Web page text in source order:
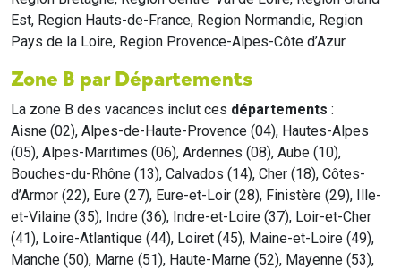
Est, Region Hauts-de-France, Region Normandie, Region
Pays de la Loire, Region Provence-Alpes-Côte d’Azur.
Zone B par Départements
La zone B des vacances inclut ces départements :
Aisne (02), Alpes-de-Haute-Provence (04), Hautes-Alpes
(05), Alpes-Maritimes (06), Ardennes (08), Aube (10),
Bouches-du-Rhône (13), Calvados (14), Cher (18), Côtes-
d’Armor (22), Eure (27), Eure-et-Loir (28), Finistère (29), Ille-
et-Vilaine (35), Indre (36), Indre-et-Loire (37), Loir-et-Cher
(41), Loire-Atlantique (44), Loiret (45), Maine-et-Loire (49),
Manche (50), Marne (51), Haute-Marne (52), Mayenne (53),